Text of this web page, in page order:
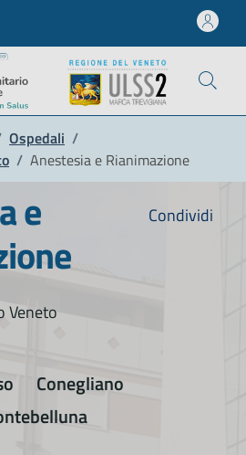
Ospedali /
/ Anestesia e Rianimazione
Condividi
e
Veneto
Conegliano